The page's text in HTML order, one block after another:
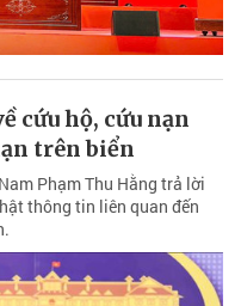
cứu hộ, cứu nạn
trên biển
Phạm Thu Hằng trả lời
thông tin liên quan đến